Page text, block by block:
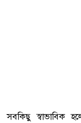
সবকিছু স্বাভাবিক